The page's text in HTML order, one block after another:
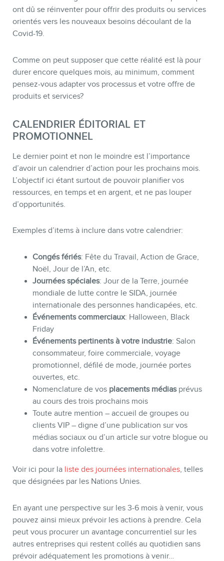
ont dû se réinventer pour offrir des produits ou services
orientés vers les nouveaux besoins découlant de la
Covid-19.
Comme on peut supposer que cette réalité est là pour
durer encore quelques mois, au minimum, comment
pensez-vous adapter vos processus et votre offre de
produits et services?
CALENDRIER ÉDITORIAL ET
PROMOTIONNEL
Le dernier point et non le moindre est l’importance
d’avoir un calendrier d’action pour les prochains mois.
L’objectif ici étant surtout de pouvoir planifier vos
ressources, en temps et en argent, et ne pas louper
d’opportunités.
Exemples d’items à inclure dans votre calendrier:
Congés fériés: Fête du Travail, Action de Grace,
Noël, Jour de l’An, etc.
Journées spéciales: Jour de la Terre, journée
mondiale de lutte contre le SIDA, journée
internationale des personnes handicapées, etc.
Événements commerciaux: Halloween, Black
Friday
Événements pertinents à votre industrie: Salon
consommateur, foire commerciale, voyage
promotionnel, défilé de mode, journée portes
ouvertes, etc.
Nomenclature de vos placements médiasprévus
au cours des trois prochains mois
Toute autre mention – accueil de groupes ou
clients VIP – digne d’une publication sur vos
médias sociaux ou d’un article sur votre blogue ou
dans votre infolettre.
Voir ici pour la liste des journées internationales, telles
que désignées par les Nations Unies.
En ayant une perspective sur les 3-6 mois à venir, vous
pouvez ainsi mieux prévoir les actions à prendre. Cela
peut vous procurer un avantage concurrentiel sur les
autres entreprises qui restent collés au quotidien sans
prévoir adéquatement les promotions à venir…